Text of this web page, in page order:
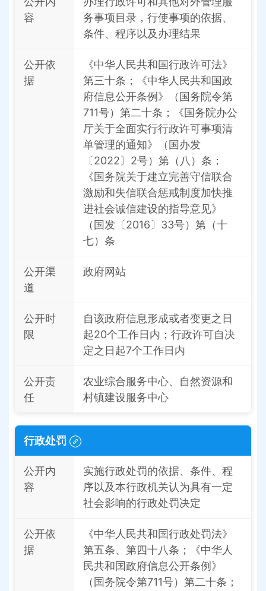
容
务事项目录，行使事项的依据、
条件、程序以及办理结果
公开依
据
《中华人民共和国行政许可法》
第三十条；《中华人民共和国政
府信息公开条例》（国务院令第
711号）第二十条；《国务院办公
厅关于全面实行行政许可事项清
单管理的通知》（国办发
〔2022〕2号）第（八）条；
《国务院关于建立完善守信联合
激励和失信联合惩戒制度加快推
进社会诚信建设的指导意见》
（国发〔2016〕33号）第（十
七）条
公开渠
道
政府网站
公开时
限
自该政府信息形成或者变更之日
起20个工作日内；行政许可自决
定之日起7个工作日内
公开责
任
农业综合服务中心、自然资源和
村镇建设服务中心
行政处罚
公开内
容
实施行政处罚的依据、条件、程
序以及本行政机关认为具有一定
社会影响的行政处罚决定
公开依
据
《中华人民共和国行政处罚法》
第五条、第四十八条；《中华人
民共和国政府信息公开条例》
（国务院令第711号）第二十条；